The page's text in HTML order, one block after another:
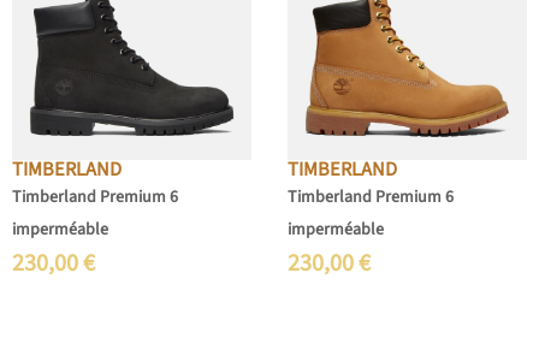
TIMBERLAND
Timberland Premium 6
imperméable
230,00€
TIMBERLAND
Timberland Premium 6
imperméable
230,00€